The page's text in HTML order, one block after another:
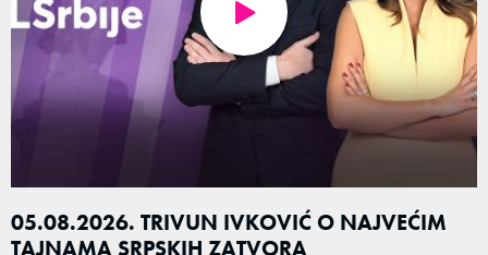
05.08.2026. TRIVUN IVKOVIĆ O NAJVEĆIM
TAJNAMA SRPSKIH ZATVORA